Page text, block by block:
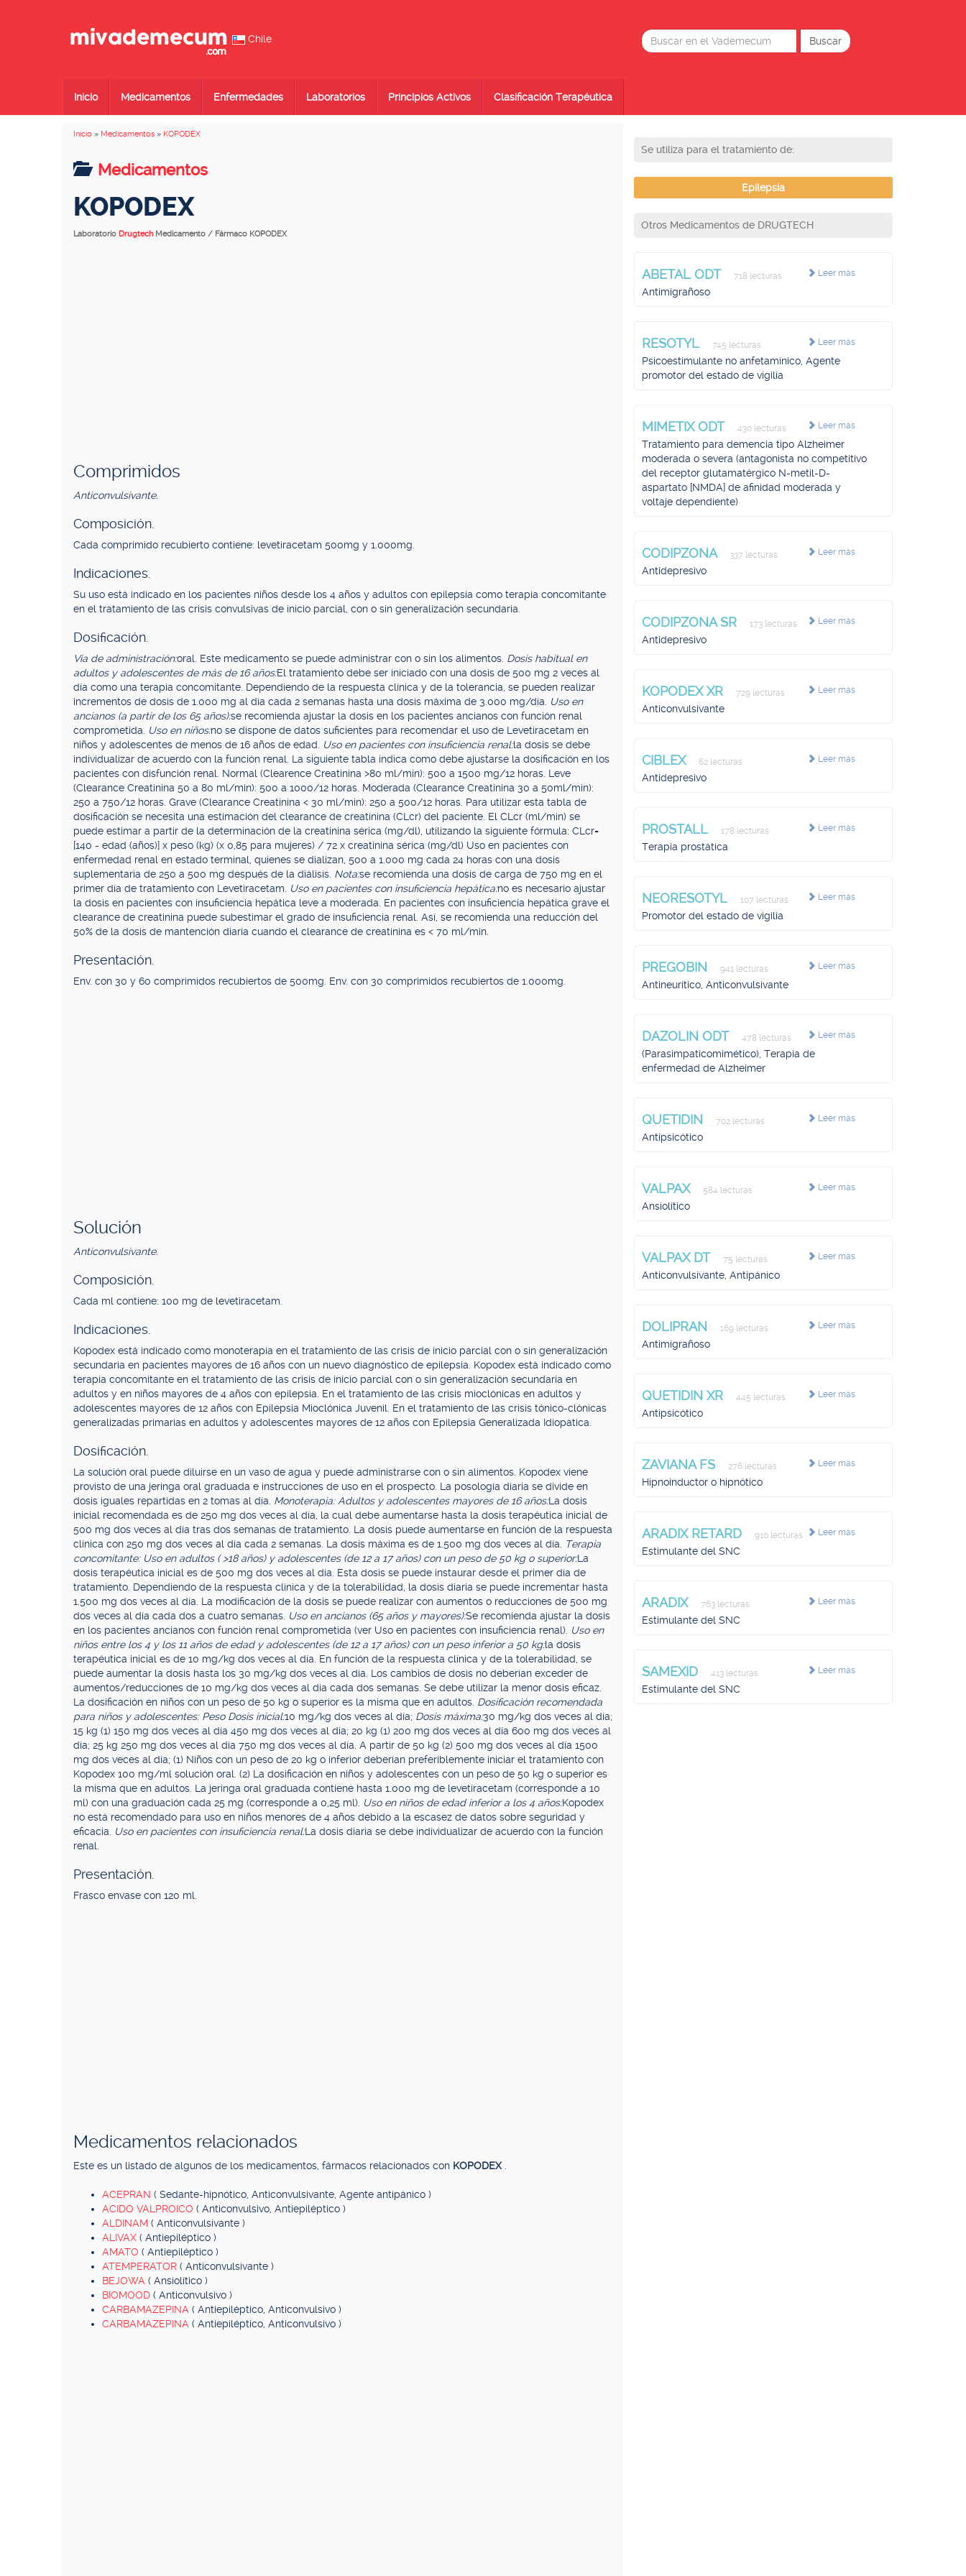
Chile
Inicio Medicamentos Enfermedades Laboratorios Principios Activos Clasificación Terapéutica
Inicio » Medicamentos » KOPODEX
Medicamentos
KOPODEX
Laboratorio Drugtech Medicamento / Fármaco KOPODEX
Comprimidos
Anticonvulsivante.
Composición.
Cada comprimido recubierto contiene: levetiracetam 500mg y 1.000mg.
Indicaciones.
Su uso está indicado en los pacientes niños desde los 4 años y adultos con epilepsia como terapia concomitante
en el tratamiento de las crisis convulsivas de inicio parcial, con o sin generalización secundaria.
Dosificación.
Vía de administración:oral. Este medicamento se puede administrar con o sin los alimentos. Dosis habitual en
adultos y adolescentes de más de 16 años:El tratamiento debe ser iniciado con una dosis de 500 mg 2 veces al
día como una terapia concomitante. Dependiendo de la respuesta clínica y de la tolerancia, se pueden realizar
incrementos de dosis de 1.000 mg al día cada 2 semanas hasta una dosis máxima de 3.000 mg/día.
Uso en
ancianos (a partir de los 65 años):se recomienda ajustar la dosis en los pacientes ancianos con función renal
comprometida.
Uso en niños:no se dispone de datos suficientes para recomendar el uso de Levetiracetam en
niños y adolescentes de menos de 16 años de edad.
Uso en pacientes con insuficiencia renal:la dosis se debe
individualizar de acuerdo con la función renal. La siguiente tabla indica como debe ajustarse la dosificación en los
pacientes con disfunción renal. Normal (Clearence Creatinina >80 ml/min): 500 a 1500 mg/12 horas. Leve
(Clearance Creatinina 50 a 80 ml/min): 500 a 1000/12 horas. Moderada (Clearance Creatinina 30 a 50ml/min):
250 a 750/12 horas. Grave (Clearance Creatinina < 30 ml/min): 250 a 500/12 horas. Para utilizar esta tabla de
dosificación se necesita una estimación del clearance de creatinina (CLcr) del paciente. El CLcr (ml/min) se
puede estimar a partir de la determinación de la creatinina sérica (mg/dl), utilizando la siguiente fórmula: CLcr=
[140 - edad (años)] x peso (kg) (x 0,85 para mujeres) / 72 x creatinina sérica (mg/dl) Uso en pacientes con
enfermedad renal en estado terminal, quienes se dializan, 500 a 1.000 mg cada 24 horas con una dosis
suplementaria de 250 a 500 mg después de la diálisis. Nota:se recomienda una dosis de carga de 750 mg en el
primer día de tratamiento con Levetiracetam.
Uso en pacientes con insuficiencia hepática:no es necesario ajustar
la dosis en pacientes con insuficiencia hepática leve a moderada. En pacientes con insuficiencia hepática grave el
clearance de creatinina puede subestimar el grado de insuficiencia renal. Así, se recomienda una reducción del
50% de la dosis de mantención diaria cuando el clearance de creatinina es < 70 ml/min.
Presentación.
Env. con 30 y 60 comprimidos recubiertos de 500mg. Env. con 30 comprimidos recubiertos de 1.000mg.
Solución
Anticonvulsivante.
Composición.
Cada ml contiene: 100 mg de levetiracetam.
Indicaciones.
Kopodex está indicado como monoterapia en el tratamiento de las crisis de inicio parcial con o sin generalización
secundaria en pacientes mayores de 16 años con un nuevo diagnóstico de epilepsia. Kopodex está indicado como
terapia concomitante en el tratamiento de las crisis de inicio parcial con o sin generalización secundaria en
adultos y en niños mayores de 4 años con epilepsia. En el tratamiento de las crisis mioclónicas en adultos y
adolescentes mayores de 12 años con Epilepsia Mioclónica Juvenil. En el tratamiento de las crisis tónico-clónicas
generalizadas primarias en adultos y adolescentes mayores de 12 años con Epilepsia Generalizada Idiopática.
Dosificación.
La solución oral puede diluirse en un vaso de agua y puede administrarse con o sin alimentos. Kopodex viene
provisto de una jeringa oral graduada e instrucciones de uso en el prospecto. La posología diaria se divide en
dosis iguales repartidas en 2 tomas al día. Monoterapia: Adultos y adolescentes mayores de 16 años:La dosis
inicial recomendada es de 250 mg dos veces al día, la cual debe aumentarse hasta la dosis terapéutica inicial de
500 mg dos veces al día tras dos semanas de tratamiento. La dosis puede aumentarse en función de la respuesta
clínica con 250 mg dos veces al día cada 2 semanas. La dosis máxima es de 1.500 mg dos veces al día.
Terapia
concomitante: Uso en adultos ( >18 años) y adolescentes (de 12 a 17 años) con un peso de 50 kg o superior:La
dosis terapéutica inicial es de 500 mg dos veces al día. Esta dosis se puede instaurar desde el primer día de
tratamiento. Dependiendo de la respuesta clínica y de la tolerabilidad, la dosis diaria se puede incrementar hasta
1.500 mg dos veces al día. La modificación de la dosis se puede realizar con aumentos o reducciones de 500 mg
dos veces al día cada dos a cuatro semanas. Uso en ancianos (65 años y mayores):Se recomienda ajustar la dosis
en los pacientes ancianos con función renal comprometida (ver Uso en pacientes con insuficiencia renal). Uso en
niños entre los 4 y los 11 años de edad y adolescentes (de 12 a 17 años) con un peso inferior a 50 kg:la dosis
terapéutica inicial es de 10 mg/kg dos veces al día. En función de la respuesta clínica y de la tolerabilidad, se
puede aumentar la dosis hasta los 30 mg/kg dos veces al día. Los cambios de dosis no deberían exceder de
aumentos/reducciones de 10 mg/kg dos veces al día cada dos semanas. Se debe utilizar la menor dosis eficaz.
La dosificación en niños con un peso de 50 kg o superior es la misma que en adultos. Dosificación recomendada
para niños y adolescentes: Peso Dosis inicial:10 mg/kg dos veces al día; Dosis máxima:30 mg/kg dos veces al día;
15 kg (1) 150 mg dos veces al día 450 mg dos veces al día; 20 kg (1) 200 mg dos veces al día 600 mg dos veces al
día; 25 kg 250 mg dos veces al día 750 mg dos veces al día. A partir de 50 kg (2) 500 mg dos veces al día 1500
mg dos veces al día; (1) Niños con un peso de 20 kg o inferior deberían preferiblemente iniciar el tratamiento con
Kopodex 100 mg/ml solución oral. (2) La dosificación en niños y adolescentes con un peso de 50 kg o superior es
la misma que en adultos. La jeringa oral graduada contiene hasta 1.000 mg de levetiracetam (corresponde a 10
ml) con una graduación cada 25 mg (corresponde a 0,25 ml). Uso en niños de edad inferior a los 4 años:Kopodex
no está recomendado para uso en niños menores de 4 años debido a la escasez de datos sobre seguridad y
eficacia.
Uso en pacientes con insuficiencia renal:La dosis diaria se debe individualizar de acuerdo con la función
renal.
Presentación.
Frasco envase con 120 ml.
Medicamentos relacionados
Este es un listado de algunos de los medicamentos, fármacos relacionados con KOPODEX
ACEPRAN ( Sedante-hipnótico, Anticonvulsivante, Agente antipánico )
ACIDO VALPROICO ( Anticonvulsivo, Antiepiléptico )
ALDINAM ( Anticonvulsivante )
ALIVAX ( Antiepiléptico )
AMATO ( Antiepiléptico )
ATEMPERATOR ( Anticonvulsivante )
BEJOWA ( Ansiolítico )
BIOMOOD ( Anticonvulsivo )
CARBAMAZEPINA ( Antiepiléptico, Anticonvulsivo )
CARBAMAZEPINA ( Antiepiléptico, Anticonvulsivo )
Se utiliza para el tratamiento de:
Epilepsia
Otros Medicamentos de DRUGTECH
Leer más
ABETAL ODT 718 lecturas
Antimigrañoso
Leer más
RESOTYL 745 lecturas
Psicoestimulante no anfetamínico, Agente
promotor del estado de vigilia
Leer más
MIMETIX ODT 430 lecturas
Tratamiento para demencia tipo Alzheimer
moderada o severa (antagonista no competitivo
del receptor glutamatérgico N-metil-D-
aspartato [NMDA] de afinidad moderada y
voltaje dependiente)
Leer más
CODIPZONA 337 lecturas
Antidepresivo
Leer más
CODIPZONA SR 173 lecturas
Antidepresivo
Leer más
KOPODEX XR 729 lecturas
Anticonvulsivante
Leer más
CIBLEX 62 lecturas
Antidepresivo
Leer más
PROSTALL 178 lecturas
Terapia prostática
Leer más
NEORESOTYL 107 lecturas
Promotor del estado de vigilia
Leer más
PREGOBIN 941 lecturas
Antineurítico, Anticonvulsivante
Leer más
DAZOLIN ODT 478 lecturas
(Parasimpaticomimético), Terapia de
enfermedad de Alzheimer
Leer más
QUETIDIN 702 lecturas
Antipsicótico
Leer más
VALPAX 584 lecturas
Ansiolítico
Leer más
VALPAX DT 75 lecturas
Anticonvulsivante, Antipánico
Leer más
DOLIPRAN 169 lecturas
Antimigrañoso
Leer más
QUETIDIN XR 445 lecturas
Antipsicótico
Leer más
ZAVIANA FS 276 lecturas
Hipnoinductor o hipnótico
Leer más
ARADIX RETARD 910 lecturas
Estimulante del SNC
Leer más
ARADIX 763 lecturas
Estimulante del SNC
Leer más
SAMEXID 413 lecturas
Estimulante del SNC